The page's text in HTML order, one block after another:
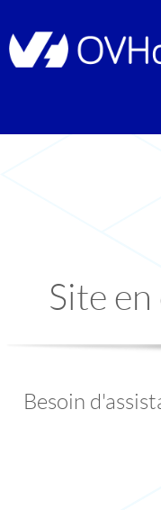
Site
Besoin